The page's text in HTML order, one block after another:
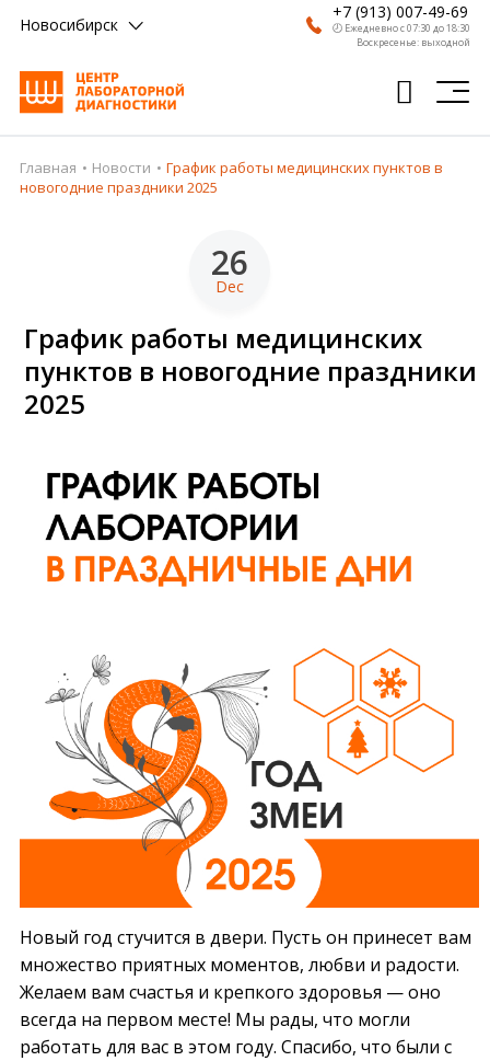
Новосибирск
+7 (913) 007-49-69
🕗 Ежедневно с 07:30 до 18:30
Воскресенье: выходной
Главная
Пациентам
О компании
Партнерам
Главная Новости
График работы медицинских пунктов в
новогодние праздники 2025
26
Dec
График работы медицинских
пунктов в новогодние праздники
2025
Новый год стучится в двери. Пусть он принесет вам
множество приятных моментов, любви и радости.
Желаем вам счастья и крепкого здоровья — оно
всегда на первом месте! Мы рады, что могли
работать для вас в этом году. Спасибо, что были с